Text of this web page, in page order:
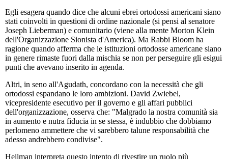
Egli esagera quando dice che alcuni ebrei ortodossi americani siano
stati coinvolti in questioni di ordine nazionale (si pensi al senatore
Joseph Lieberman) e comunitario (viene alla mente Morton Klein
dell'Organizzazione Sionista d'America). Ma Rabbi Bloom ha
ragione quando afferma che le istituzioni ortodosse americane siano
in genere rimaste fuori dalla mischia se non per perseguire gli esigui
punti che avevano inserito in agenda.
Altri, in seno all'Agudath, concordano con la necessità che gli
ortodossi espandano le loro ambizioni. David Zwiebel,
vicepresidente esecutivo per il governo e gli affari pubblici
dell'organizzazione, osserva che: "Malgrado la nostra comunità sia
in aumento e nutra fiducia in se stessa, è indubbio che dobbiamo
perlomeno ammettere che vi sarebbero talune responsabilità che
adesso andrebbero condivise".
Heilman interpreta questo intento di rivestire un ruolo più